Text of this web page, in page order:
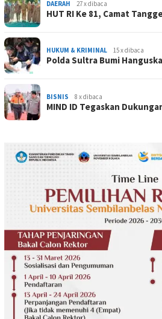
DAERAH 27 x dibaca
HUT RI Ke 81, Camat
HUKUM & KRIMINAL 15 x dibaca
Polda Sultra Bumi
BISNIS 8 x dibaca
MIND ID Tegaskan